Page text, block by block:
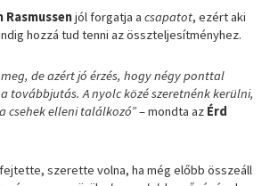
Rasmussenjól forgatja acsapatot, ezért aki
hozzá tud tenni az összteljesítményhez.
de azért jó érzés, hogy négy ponttal
továbbjutás. A nyolc közé szeretnénk kerülni,
csehek elleni találkozó”– mondta az Érd
szerette volna, ha még előbb összeáll